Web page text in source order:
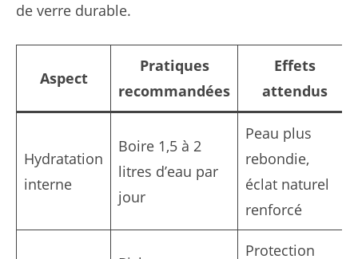
de verre durable.
Aspect
Pratiques
recommandées
Effets
attendus
Hydratation
interne
Boire 1,5 à 2
litres d’eau par
jour
Peau plus
rebondie,
éclat naturel
renforcé
Protection